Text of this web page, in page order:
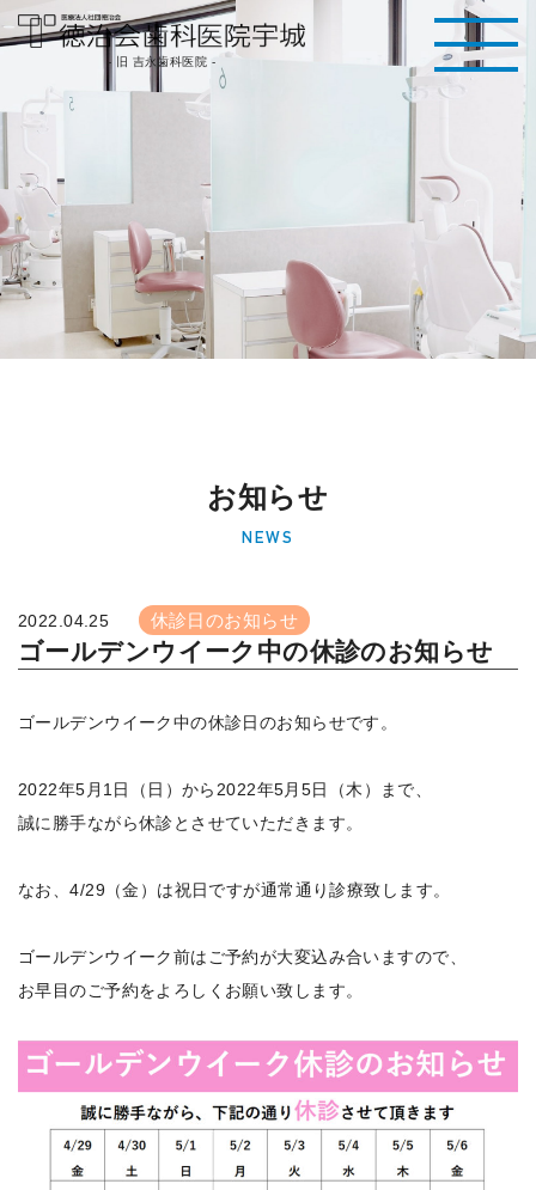
医療法人社団徳治
会 徳治会歯科医院
医院]｜熊本県宇城
市
- 旧 吉永歯科医院 -
お知らせ
NEWS
2022.04.25 休診日のお知らせ
ゴールデンウイーク中の休診のお知らせ
ゴールデンウイーク中の休診日のお知らせです。
2022年5月1日（日）から2022年5月5日（木）まで、
誠に勝手ながら休診とさせていただきます。
なお、4/29（金）は祝日ですが通常通り診療致します。
ゴールデンウイーク前はご予約が大変込み合いますので、
お早目のご予約をよろしくお願い致します。